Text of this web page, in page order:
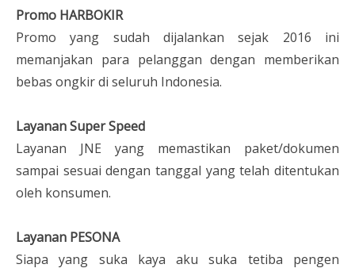
Promo HARBOKIR
Promo yang sudah dijalankan sejak 2016 ini
memanjakan para pelanggan dengan memberikan
bebas ongkir di seluruh Indonesia.
Layanan Super Speed
Layanan JNE yang memastikan paket/dokumen
sampai sesuai dengan tanggal yang telah ditentukan
oleh konsumen.
Layanan PESONA
Siapa yang suka kaya aku suka tetiba pengen